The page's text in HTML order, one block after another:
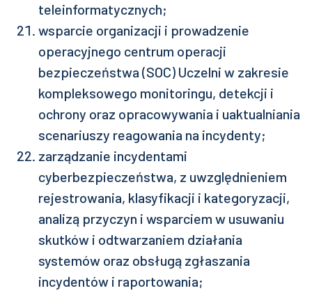
teleinformatycznych;
wsparcie organizacji i prowadzenie
operacyjnego centrum operacji
bezpieczeństwa (SOC) Uczelni w zakresie
kompleksowego monitoringu, detekcji i
ochrony oraz opracowywania i uaktualniania
scenariuszy reagowania na incydenty;
zarządzanie incydentami
cyberbezpieczeństwa, z uwzględnieniem
rejestrowania, klasyfikacji i kategoryzacji,
analizą przyczyn i wsparciem w usuwaniu
skutków i odtwarzaniem działania
systemów oraz obsługą zgłaszania
incydentów i raportowania;